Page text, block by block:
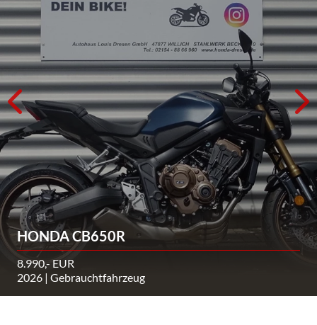
HONDA CB650R
8.990,- EUR
2026 | Gebrauchtfahrzeug